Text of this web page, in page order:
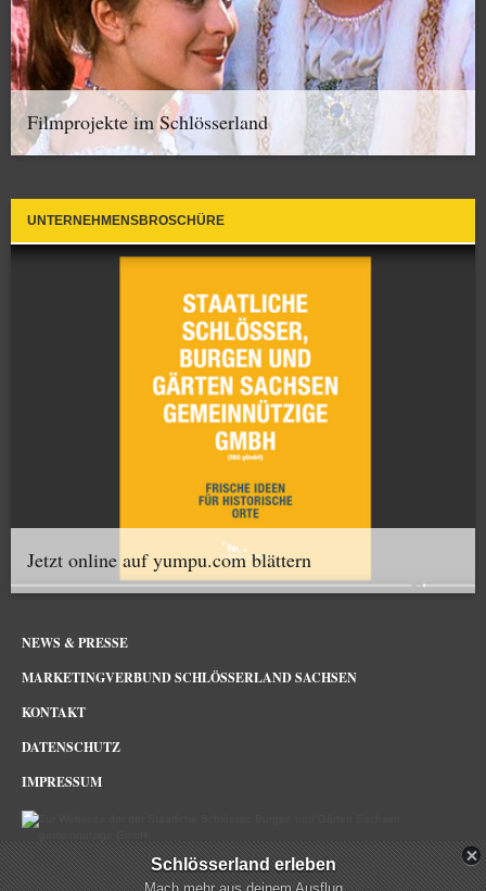
Filmprojekte im Schlösserland
UNTERNEHMENSBROSCHÜRE
Jetzt online auf yumpu.com blättern
NEWS & PRESSE
MARKETINGVERBUND SCHLÖSSERLAND SACHSEN
KONTAKT
DATENSCHUTZ
IMPRESSUM
Schlösserland Sachsen im Netz
Schlösserland erleben